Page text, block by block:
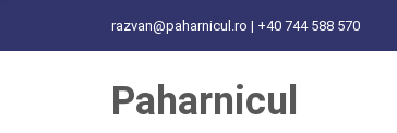
razvan@paharnicul.ro | +40 744 588 570
Paharnicul